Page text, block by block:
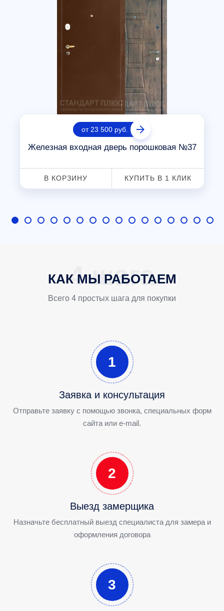
от 23 500 руб.
Железная входная дверь порошковая №37
В КОРЗИНУ КУПИТЬ В 1 КЛИК
КАК МЫ РАБОТАЕМ
Всего 4 простых шага для покупки
1
Заявка и консультация
Отправьте заявку с помощью звонка, специальных форм
сайта или e-mail.
2
Выезд замерщика
Назначьте бесплатный выезд специалиста для замера и
оформления договора
3